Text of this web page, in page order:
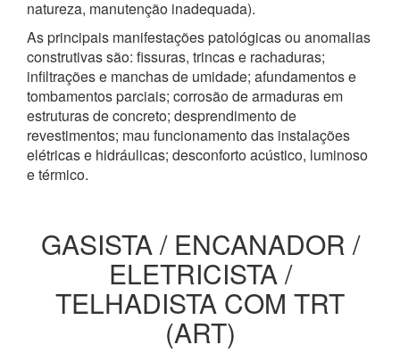
natureza, manutenção inadequada).
As principais manifestações patológicas ou anomalias
construtivas são: fissuras, trincas e rachaduras;
infiltrações e manchas de umidade; afundamentos e
tombamentos parciais; corrosão de armaduras em
estruturas de concreto; desprendimento de
revestimentos; mau funcionamento das instalações
elétricas e hidráulicas; desconforto acústico, luminoso
e térmico.
GASISTA / ENCANADOR /
ELETRICISTA /
TELHADISTA COM TRT
(ART)